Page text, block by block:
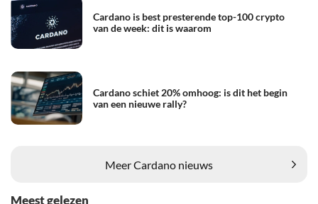
Cardano is best presterende top-100 crypto
van de week: dit is waarom
Cardano schiet 20% omhoog: is dit het begin
van een nieuwe rally?
Meer Cardano nieuws
Meest gelezen